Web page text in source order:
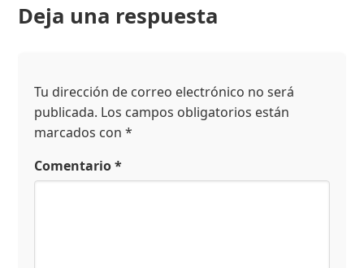
Deja una respuesta
Tu dirección de correo electrónico no será
publicada. Los campos obligatorios están
marcados con*
Comentario*